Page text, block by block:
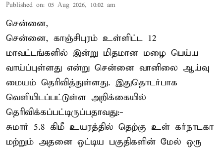
Published on: 05 Aug 2026, 10:02 am
சென்னை,
சென்னை, காஞ்சிபுரம் உள்ளிட்ட 12
மாவட்டங்களில் இன்று மிதமான மழை பெய்ய
வாய்ப்புள்ளது என்று சென்னை வானிலை ஆய்வு
மையம் தெரிவித்துள்ளது. இதுதொடர்பாக
வெளியிடப்பட்டுள்ள அறிக்கையில்
தெரிவிக்கப்பட்டிருப்பதாவது:-
சுமார் 5.8 கிமீ உயரத்தில் தெற்கு உள் கர்நாடகா
மற்றும் அதனை ஒட்டிய பகுதிகளின் மேல் ஒரு